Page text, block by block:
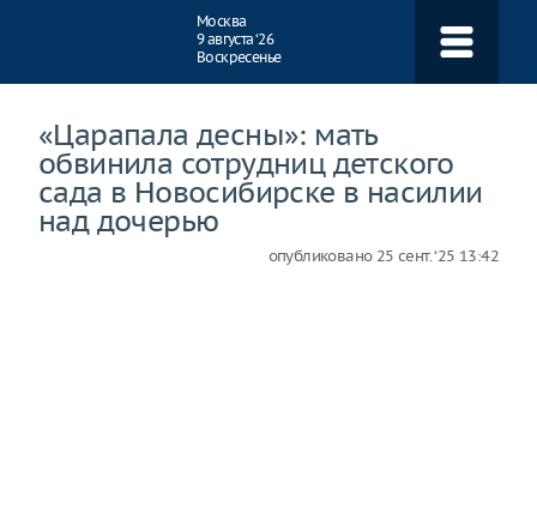
Москва
9 августа ‘26
Воскресенье
«Царапала десны»: мать
обвинила сотрудниц детского
сада в Новосибирске в насилии
над дочерью
опубликовано 25 сент. ‘25 13:42